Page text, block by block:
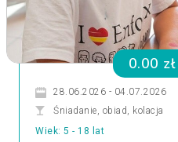
0.00 zł
28.06.2026 - 04.07.2026
Śniadanie, obiad, kolacja
Wiek: 5 - 18 lat